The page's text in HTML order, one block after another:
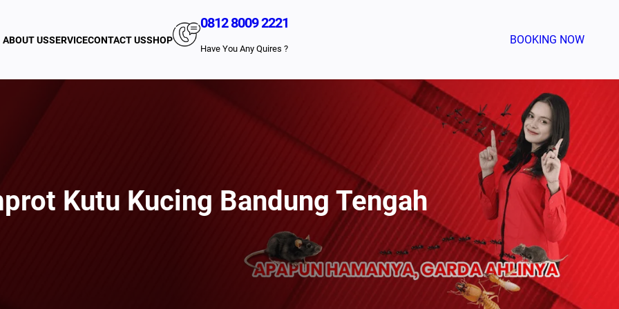
ABOUT USSERVICECONTACT USSHOP
0812 8009 2221
Have You Any Quires ?
BOOKING NOW
Kutu Kucing Bandung Tengah